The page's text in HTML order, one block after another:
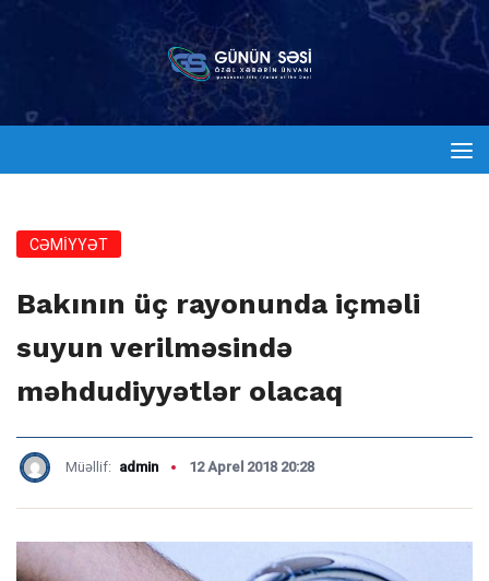
CƏMİYYƏT
Bakının üç rayonunda içməli
suyun verilməsində
məhdudiyyətlər olacaq
Müəllif: admin 12 Aprel 2018 20:28